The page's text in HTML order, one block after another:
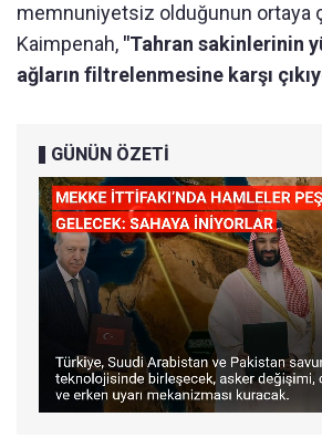
memnuniyetsiz olduğunun ortaya
Kaimpenah, "Tahran sakinlerinin
ağların filtrelenmesine karşı
GÜNÜN ÖZETİ